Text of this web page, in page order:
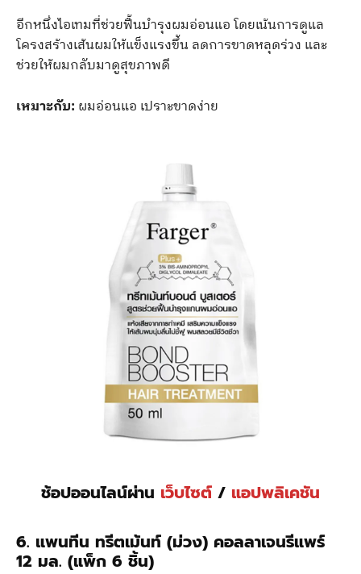
อีกหนึ่งไอเทมที่ช่วยฟื้นบำรุงผมอ่อนแอ โดยเน้นการดูแล
โครงสร้างเส้นผมให้แข็งแรงขึ้น ลดการขาดหลุดร่วง และ
ช่วยให้ผมกลับมาดูสุขภาพดี
เหมาะกับ: ผมอ่อนแอ เปราะขาดง่าย
ช้อปออนไลน์ผ่าน เว็บไซต์ / แอปพลิเคชัน
6. แพนทีน ทรีตเม้นท์ (ม่วง) คอลลาเจนรีแพร์
12 มล. (แพ็ก 6 ชิ้น)